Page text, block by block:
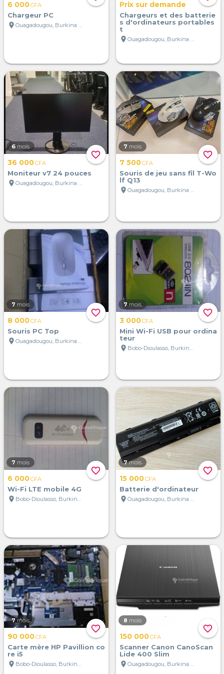
6 000CFA
Chargeur PC
location_on
Ouagadougou, Burkina Faso
Prix sur demande
Chargeurs et des batterie
s d'ordinateurs portables
t
location_on
Ouagadougou, Burkina Faso
favorite_border
6 mois
36 000CFA
Moniteur v7 24 pouces
location_on
Ouagadougou, Burkina Faso
favorite_border
7 mois
7 500CFA
Souris de jeu sans fil T-Wo
lf Q13
location_on
Ouagadougou, Burkina Faso
favorite_border
7 mois
8 000CFA
Souris PC Top
location_on
Ouagadougou, Burkina Faso
favorite_border
7 mois
3 000CFA
Mini Wi-Fi USB pour ordina
teur
location_on
Bobo-Dioulasso, Burkina Faso
favorite_border
7 mois
6 000CFA
Wi-Fi LTE mobile 4G
location_on
Bobo-Dioulasso, Burkina Faso
favorite_border
7 mois
15 000CFA
Batterie d'ordinateur
location_on
Ouagadougou, Burkina Faso
favorite_border
7 mois
90 000CFA
Carte mère HP Pavillion co
re i5
location_on
Bobo-Dioulasso, Burkina Faso
favorite_border
8 mois
150 000CFA
Scanner Canon CanoScan
Lide 400 Slim
location_on
Ouagadougou, Burkina Faso